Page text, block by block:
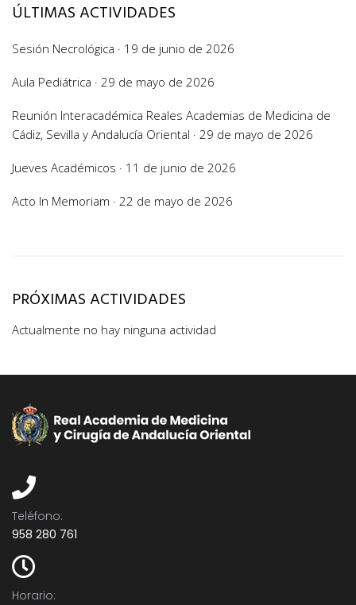
ÚLTIMAS ACTIVIDADES
Sesión Necrológica · 19 de junio de 2026
Aula Pediátrica · 29 de mayo de 2026
Reunión Interacadémica Reales Academias de Medicina de
Cádiz, Sevilla y Andalucía Oriental · 29 de mayo de 2026
Jueves Académicos · 11 de junio de 2026
Acto In Memoriam · 22 de mayo de 2026
PRÓXIMAS ACTIVIDADES
Actualmente no hay ninguna actividad
Teléfono:​
958 280 761
Horario: